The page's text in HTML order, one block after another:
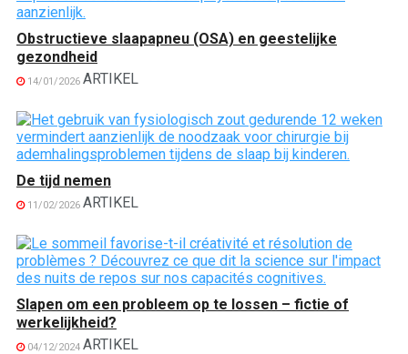
Obstructieve slaapapneu (OSA) en geestelijke
gezondheid
14/01/2026 ARTIKEL
De tijd nemen
11/02/2026 ARTIKEL
Slapen om een probleem op te lossen – fictie of
werkelijkheid?
04/12/2024 ARTIKEL